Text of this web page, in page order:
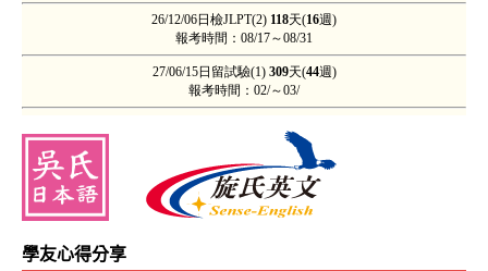
言文，對本科系為文學的我來說真是此生有幸。（22歲
果然並非吹噓！我才知道以前。。。實在是
2013-0723
快樂的學習總是過的特別快呀！文法70%、
2歲‧藥理科大）
2013-0722
學友心得分享